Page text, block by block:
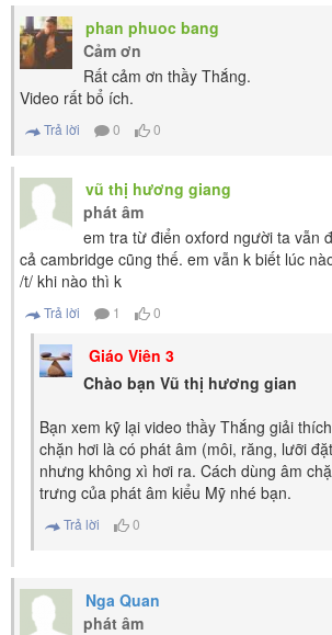
phan phuoc bang
Cảm ơn
Rất cảm ơn thầy Thắng.
Video rất bổ ích.
Trả lời 0 0
vũ thị hương giang
phát âm
em tra từ điển oxford người ta vẫn
cả cambridge cũng thế. em vẫn k biết lúc
/t/ khi nào thì k
Trả lời 1 0
Giáo Viên 3
Chào bạn Vũ thị hương gian
Bạn xem kỹ lại video thầy Thắng giải
chặn hơi là có phát âm (môi, răng, lưỡi
nhưng không xì hơi ra. Cách dùng âm
trưng của phát âm kiểu Mỹ nhé bạn.
Trả lời 0
Nga Quan
phát âm